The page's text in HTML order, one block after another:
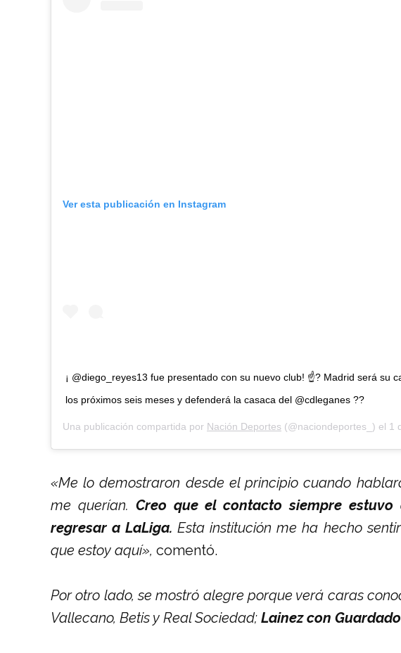
Ver esta publicación en Instagram
¡ @diego_reyes13 fue presentado con su nuevo club! ☝? Madrid será su
los próximos seis meses y defenderá la casaca del @cdleganes ??
Una publicación compartida por Nación Deportes (@naciondeportes_) el 1 de Feb de
«Me lo demostraron desde el principio cuando
me querían. Creo que el contacto siempre
regresar a LaLiga. Esta institución me ha hecho
que estoy aquí», comentó.
Por otro lado, se mostró alegre porque verá caras
Vallecano, Betis y Real Sociedad; Lainez con